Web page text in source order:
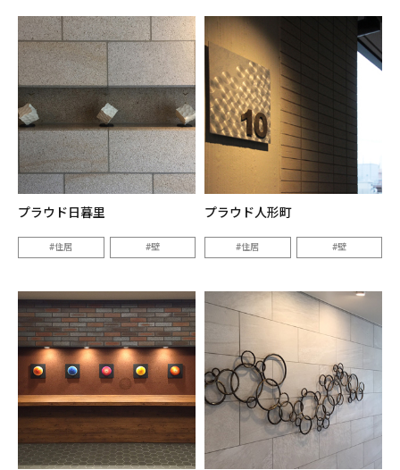
プラウド日暮里
住居 壁
プラウド人形町
住居 壁